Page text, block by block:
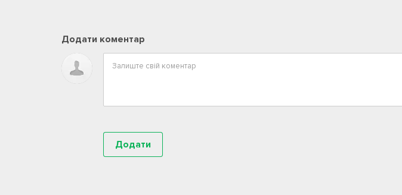
Додати коментар